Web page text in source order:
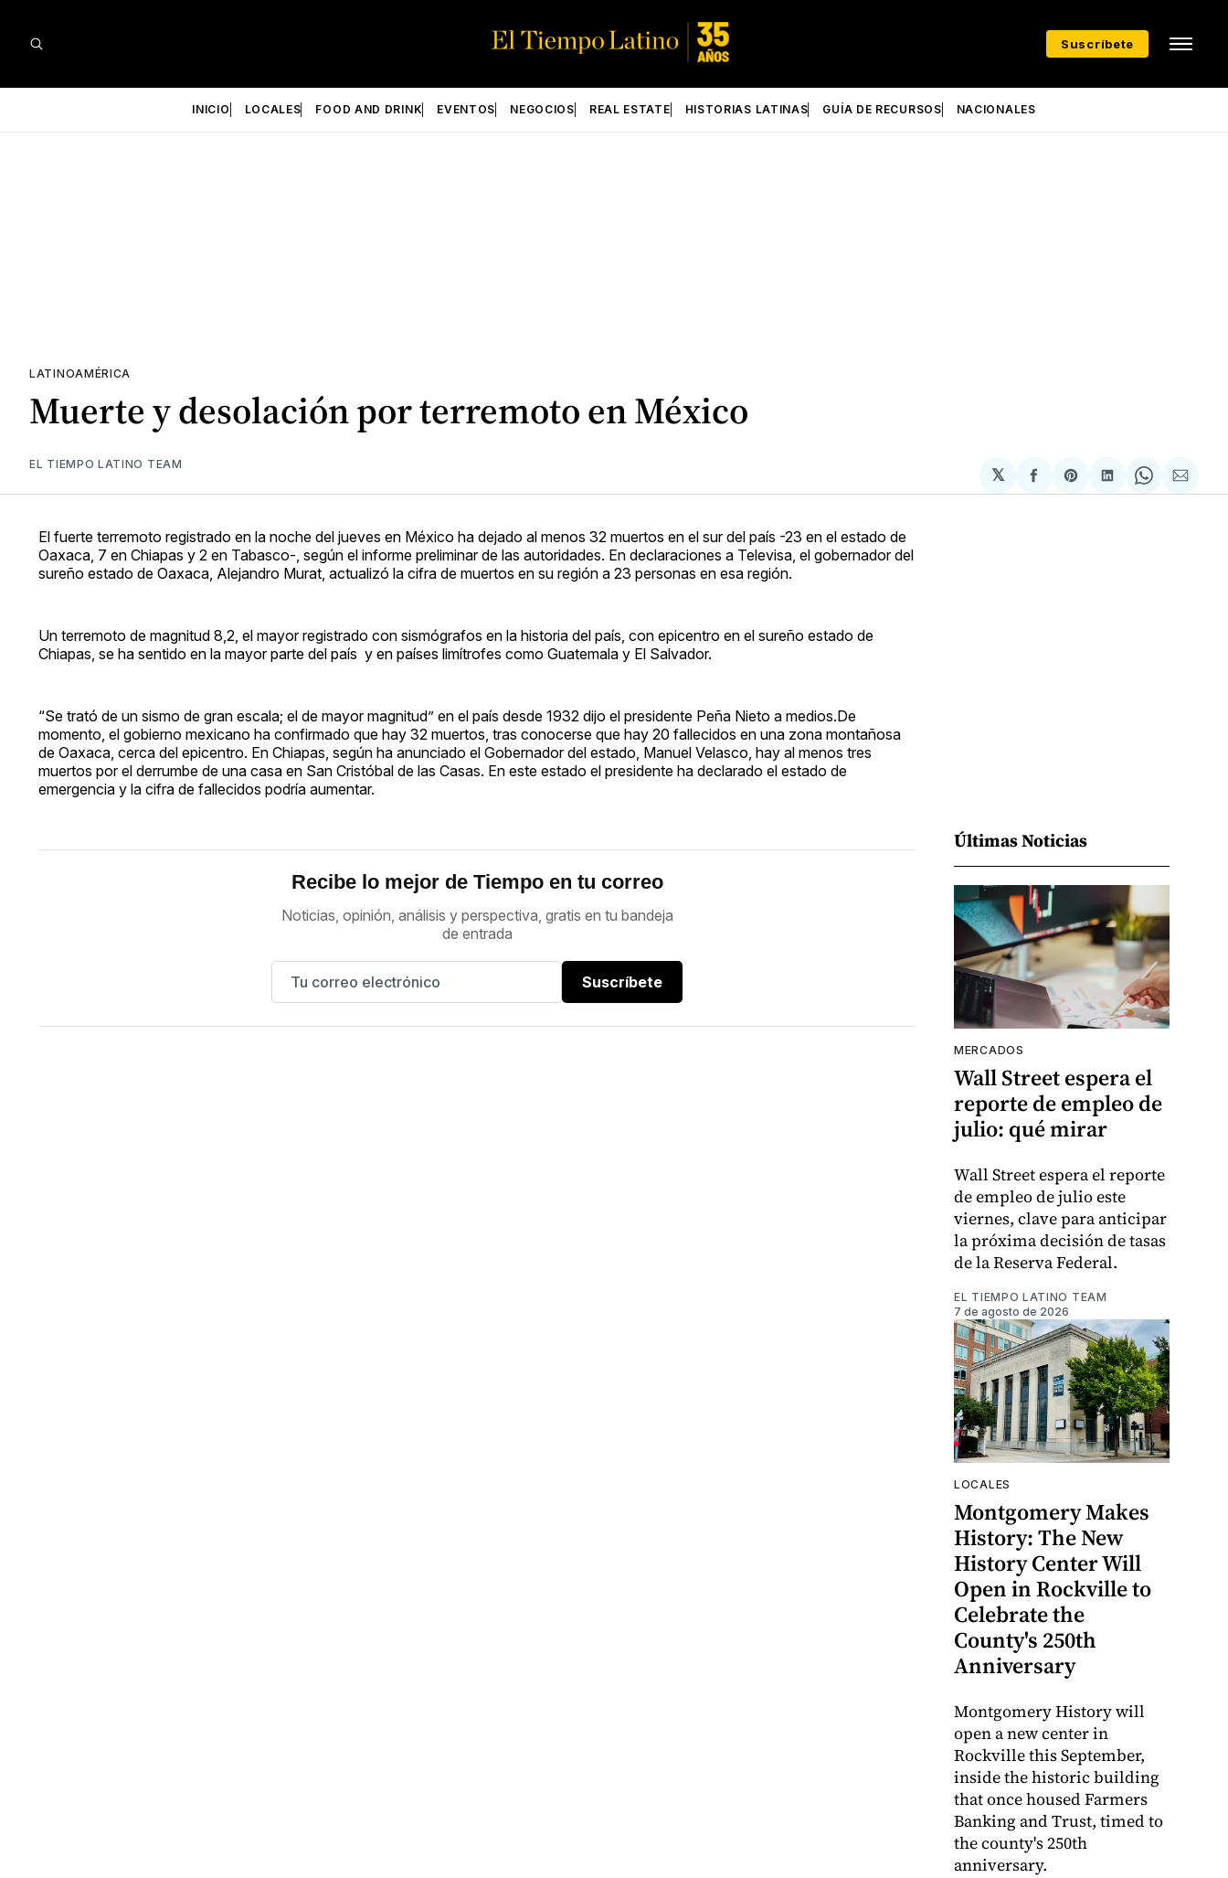
Suscríbete
INICIO LOCALES FOOD AND DRINK EVENTOS NEGOCIOS REAL ESTATE HISTORIAS LATINAS GUÍA DE RECURSOS NACIONALES
LATINOAMÉRICA
Muerte y desolación por terremoto en México
EL TIEMPO LATINO TEAM
𝕏
Compartir
en
Share
on
Compartir
en
Share
on
via
El fuerte terremoto registrado en la noche del jueves en México ha dejado al menos 32 muertos en el sur del país -23 en el estado de
Oaxaca, 7 en Chiapas y 2 en Tabasco-, según el informe preliminar de las autoridades. En declaraciones a Televisa, el gobernador del
sureño estado de Oaxaca, Alejandro Murat, actualizó la cifra de muertos en su región a 23 personas en esa región.
Un terremoto de magnitud 8,2, el mayor registrado con sismógrafos en la historia del país, con epicentro en el sureño estado de
Chiapas, se ha sentido en la mayor parte del país y en países limítrofes como Guatemala y El Salvador.
“Se trató de un sismo de gran escala; el de mayor magnitud” en el país desde 1932 dijo el presidente Peña Nieto a medios.De
momento, el gobierno mexicano ha confirmado que hay 32 muertos, tras conocerse que hay 20 fallecidos en una zona montañosa
de Oaxaca, cerca del epicentro. En Chiapas, según ha anunciado el Gobernador del estado, Manuel Velasco, hay al menos tres
muertos por el derrumbe de una casa en San Cristóbal de las Casas. En este estado el presidente ha declarado el estado de
emergencia y la cifra de fallecidos podría aumentar.
Recibe lo mejor de Tiempo en tu correo
Noticias, opinión, análisis y perspectiva, gratis en tu bandeja
de entrada
Suscríbete
Últimas Noticias
MERCADOS
Wall Street espera el
reporte de empleo de
julio: qué mirar
Wall Street espera el reporte
de empleo de julio este
viernes, clave para anticipar
la próxima decisión de tasas
de la Reserva Federal.
EL TIEMPO LATINO TEAM
7 de agosto de 2026
LOCALES
Montgomery Makes
History: The New
History Center Will
Open in Rockville to
Celebrate the
County's 250th
Anniversary
Montgomery History will
open a new center in
Rockville this September,
inside the historic building
that once housed Farmers
Banking and Trust, timed to
the county's 250th
anniversary.